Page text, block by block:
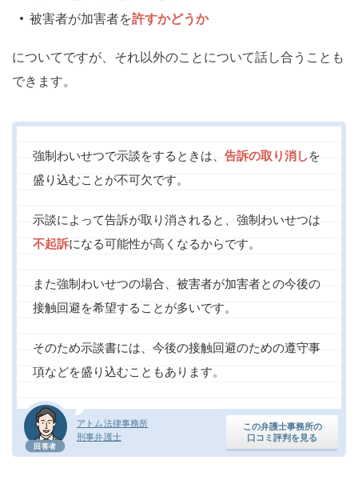
被害者が加害者を許すかどうか
についてですが、それ以外のことについて話し合うことも
できます。
回答者
アトム法律事務所
刑事弁護士
この弁護士事務所の
口コミ評判を見る
強制わいせつで示談をするときは、 告訴の取り消しを
盛り込むことが不可欠です。
示談によって告訴が取り消されると、強制わいせつは
不起訴になる可能性が高くなるからです。
また強制わいせつの場合、被害者が加害者との今後の
接触回避を希望することが多いです。
そのため示談書には、今後の接触回避のための遵守事
項などを盛り込むこともあります。